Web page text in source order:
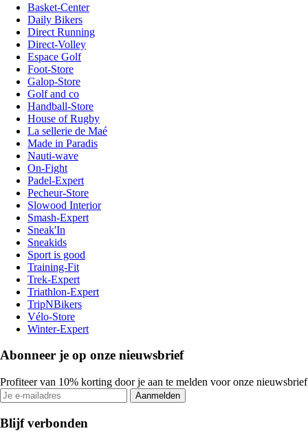
Basket-Center
Daily Bikers
Direct Running
Direct-Volley
Espace Golf
Foot-Store
Galop-Store
Golf and co
Handball-Store
House of Rugby
La sellerie de Maé
Made in Paradis
Nauti-wave
On-Fight
Padel-Expert
Pecheur-Store
Slowood Interior
Smash-Expert
Sneak'In
Sneakids
Sport is good
Training-Fit
Trek-Expert
Triathlon-Expert
TripNBikers
Vélo-Store
Winter-Expert
Abonneer je op onze nieuwsbrief
Profiteer van 10% korting door je aan te melden voor onze nieuwsbrief
Aanmelden
Blijf verbonden